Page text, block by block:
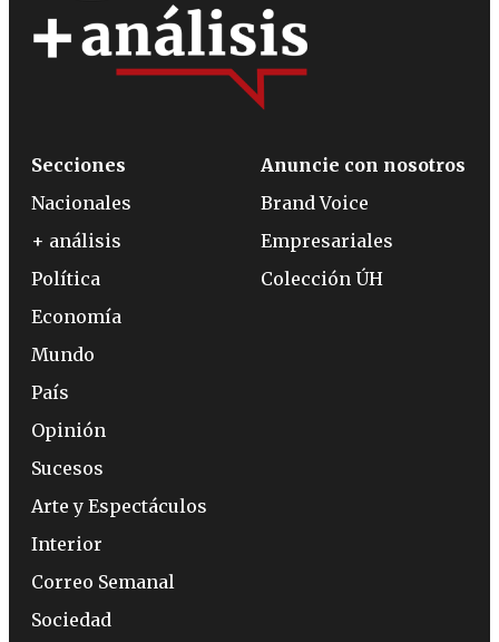
Secciones
Nacionales
+ análisis
Política
Economía
Mundo
País
Opinión
Sucesos
Arte y Espectáculos
Interior
Correo Semanal
Sociedad
Anuncie con nosotros
Brand Voice
Empresariales
Colección ÚH